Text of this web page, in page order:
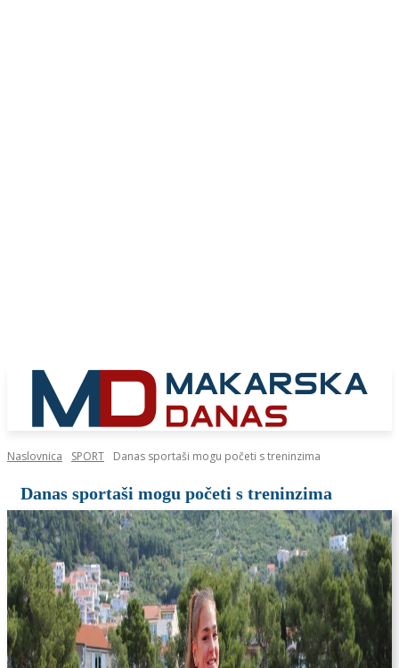
Naslovnica SPORT Danas sportaši mogu početi s treninzima
Danas sportaši mogu početi s treninzima